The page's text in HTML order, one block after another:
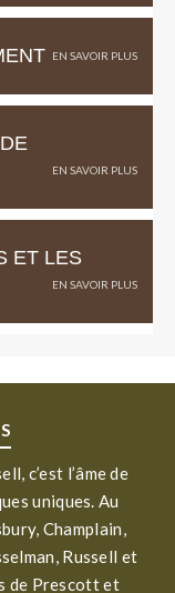
ET LES
c’est l’âme de
uniques. Au
Champlain,
Russell et
de Prescott et